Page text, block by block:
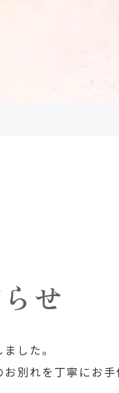
せ
した。
別れを丁寧にお